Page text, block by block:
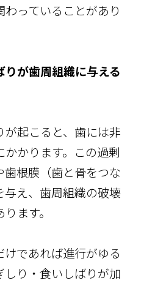
っていることがあり
が歯周組織に与える
起こると、歯には非
かります。この過剰
根膜（歯と骨をつな
与え、歯周組織の破壊
ます。
であれば進行がゆる
り・食いしばりが加